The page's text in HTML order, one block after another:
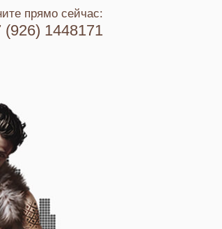
прямо сейчас:
(926) 1448171